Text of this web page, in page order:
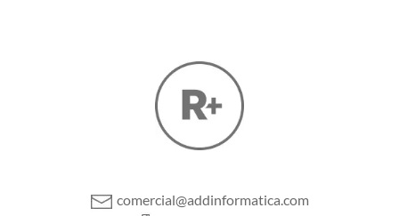
comercial@addinformatica.com